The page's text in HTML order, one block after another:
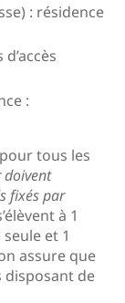
: résidence
:
tous les
doivent
fixés par
à 1
et 1
assure que
disposant de